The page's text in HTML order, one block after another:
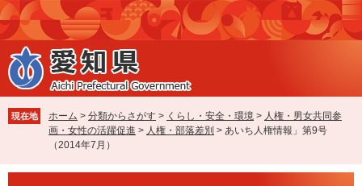
ペ
ー
ジ
の
先
で
す
メ
ニ
ュ
ー
を
ば
し
現在地 ホーム > 分類からさがす > くらし・安全・環境 > 人権・男女共同参
画・女性の活躍促進 > 人権・部落差別 > あいち人権情報」第9号
（2014年7月）